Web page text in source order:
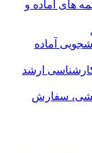
های آماده و
آماده
ارشد
سفارش